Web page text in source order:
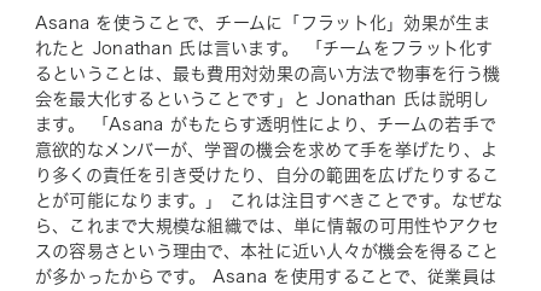
Asana を使うことで、チームに「フラット化」効果が生ま
れたと Jonathan 氏は言います。 「チームをフラット化す
るということは、最も費用対効果の高い方法で物事を行う機
会を最大化するということです」と Jonathan 氏は説明し
ます。 「Asana がもたらす透明性により、チームの若手で
意欲的なメンバーが、学習の機会を求めて手を挙げたり、よ
り多くの責任を引き受けたり、自分の範囲を広げたりするこ
とが可能になります。」 これは注目すべきことです。なぜな
ら、これまで大規模な組織では、単に情報の可用性やアクセ
スの容易さという理由で、本社に近い人々が機会を得ること
が多かったからです。 Asana を使用することで、従業員は